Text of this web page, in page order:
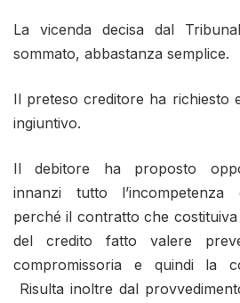
La vicenda decisa dal
sommato, abbastanza semplice.
Il preteso creditore ha richiesto
ingiuntivo.
Il debitore ha proposto
innanzi tutto l’incompetenza
perché il contratto che
del credito fatto valere
compromissoria e quindi la
Risulta inoltre dal